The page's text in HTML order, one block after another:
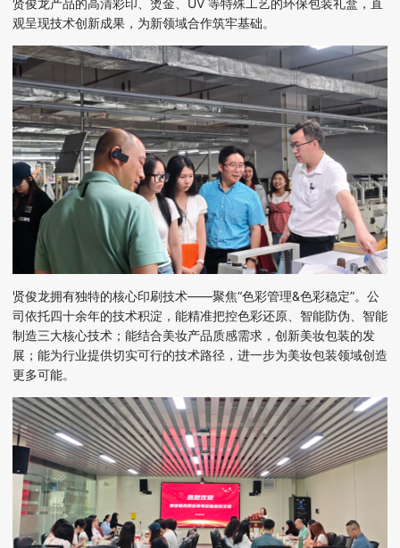
贤俊龙产品的高清彩印、烫金、 UV 等特殊工艺的环保包装礼盒，直
观呈现技术创新成果，为新领域合作筑牢基础。
贤俊龙拥有独特的核心印刷技术——聚焦“色彩管理&色彩稳定”。公
司依托四十余年的技术积淀，能精准把控色彩还原、智能防伪、智能
制造三大核心技术；能结合美妆产品质感需求，创新美妆包装的发
展；能为行业提供切实可行的技术路径，进一步为美妆包装领域创造
更多可能。